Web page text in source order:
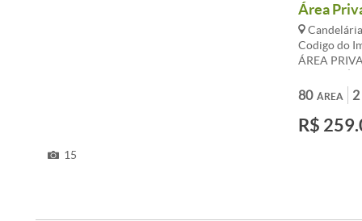
15
Área
Codigo do
ÁREA
BH BUS DE
BLINDEX,
BANCADA
ÁREA
80 2
R$